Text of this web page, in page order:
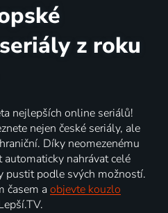
z roku
nejlepších online seriálů!
nejen české seriály, ale
Díky neomezenému
automaticky nahrávat celé
pustit podle svých možností.
časem a objevte kouzlo